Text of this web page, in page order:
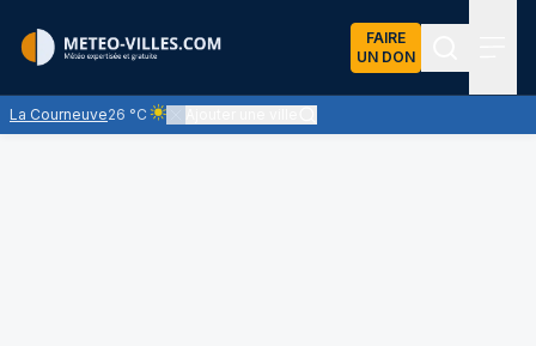
FAIRE
UN DON
La Courneuve26 °C
Ciel clair - quasiment pas de nuages et un soleil